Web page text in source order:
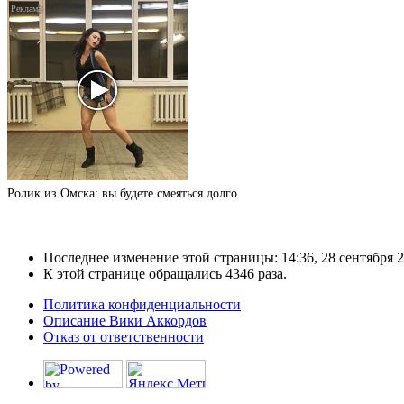
Ролик из Омска: вы будете смеяться долго
Последнее изменение этой страницы: 14:36, 28 сентября
К этой странице обращались 4346 раза.
Политика конфиденциальности
Описание Вики Аккордов
Отказ от ответственности